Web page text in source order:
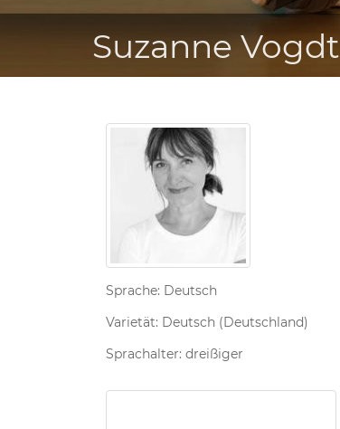
Suzanne Vogdt
Sprache: Deutsch
Varietät: Deutsch (Deutschland)
Sprachalter: dreißiger